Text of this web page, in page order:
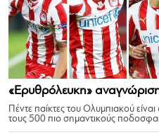
«Ερυθρόλευκη»
Πέντε παίκτες του Ολυμπιακού
τους 500 πιο σημαντικούς